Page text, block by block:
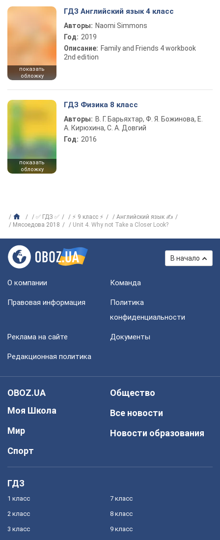
показать
обложку
ГДЗ Английский язык 4 класс
Авторы: Naomi Simmons
Год: 2019
Описание: Family and Friends 4 workbook
2nd edition
показать
обложку
ГДЗ Физика 8 класс
Авторы: В. Г. Барьяхтар, Ф. Я. Божинова, Е.
А. Кирюхина, С. А. Довгий
Год: 2016
✅ ГДЗ ✅ ⚡ 9 класс ⚡
Английский язык ✍
Мясоедова 2018
Unit 4. Why not Take a Closer Look?
В начало
О компании Команда
Правовая информация
Политика
конфиденциальности
Реклама на сайте Документы
Редакционная политика
OBOZ.UA
Моя Школа
Мир
Спорт
Общество
Все новости
Новости образования
ГДЗ
1 класс
2 класс
3 класс
7 класс
8 класс
9 класс